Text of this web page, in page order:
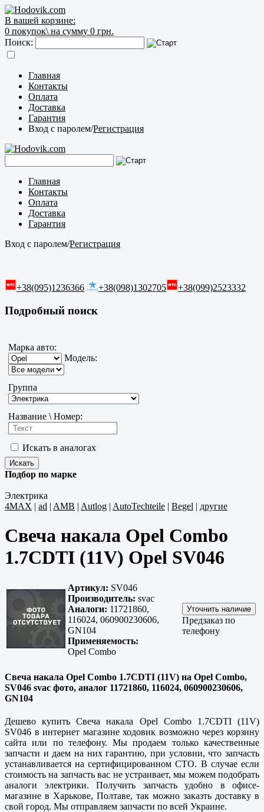
В вашей корзине:
0 покупок\ на сумму 0 грн.
Поиск:
Главная
Контакты
Оплата
Доставка
Гарантия
Вход с паролем/Регистрация
Главная
Контакты
Оплата
Доставка
Гарантия
Вход с паролем/Регистрация
+38(095)1236366 +38(098)1302705 +38(099)2523332
Подробный поиск
Марка авто:
Модель:
Группа
Название \ Номер:
Искать в аналогах
Подбор по марке
Электрика
4MAX | ad | AMB | Autlog | AutoTechteile | Begel | другие
Свеча накала Opel Combo
1.7CDTI (11V) Opel SV046
Артикул: SV046
Производитель: svac
Аналоги: 11721860,
116024, 060900230606,
GN104
Применяемость:
Opel Combo
Предзаказ по
телефону
Свеча накала Opel Combo 1.7CDTI (11V) на Opel Combo,
SV046 svac фото, аналог 11721860, 116024, 060900230606,
GN104
Дешево купить Свеча накала Opel Combo 1.7CDTI (11V)
SV046 в интернет магазине ходовик возможно через корзину
сайта или по телефону. Мы продаем только качественные
запчасти и даем на них гарантию, при условии, что запчасть
устанавливается на сертифицированном СТО. В случае если
стоимость на запчасть вас не устраивает, мы можем подобрать
аналоги электрики. Получить запчасть удобно в офисе-
магазине в Харькове, Полтаве, так можно заказть доставку в
свой город. Мы отправляем запчасти по всей Украине.